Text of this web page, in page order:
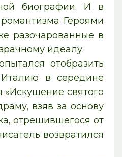
биографии. И в
Героями
разочарованные в
идеалу.
отобразить
в середине
святого
взяв за основу
отрешившегося от
возвратился